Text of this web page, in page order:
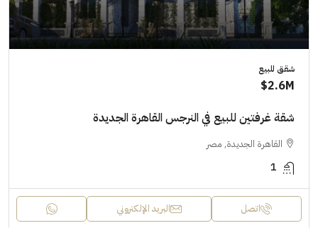
شقق للبيع
2.6M$
شقة غرفتين للبيع في النرجس القاهرة الجديدة
القاهرة الجديدة, مصر
1
اتصل البريد الإلكتروني